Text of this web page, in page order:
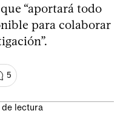
“aportará todo
para colaborar
5
de lectura